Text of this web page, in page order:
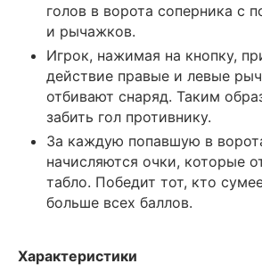
голов в ворота соперника с
и рычажков.
Игрок, нажимая на кнопку,
действие правые и левые
отбивают снаряд. Таким
забить гол противнику.
За каждую попавшую в
начисляются очки, которые
табло. Победит тот, кто
больше всех баллов.
Характеристики